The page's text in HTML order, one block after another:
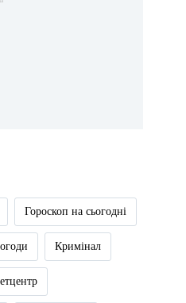
Гороскоп на сьогодні
Кримінал